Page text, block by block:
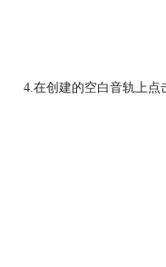
4.在创建的空白音轨上点